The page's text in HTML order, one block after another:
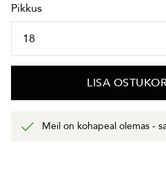
Pikkus
LISA
Meil on kohapeal olemas -